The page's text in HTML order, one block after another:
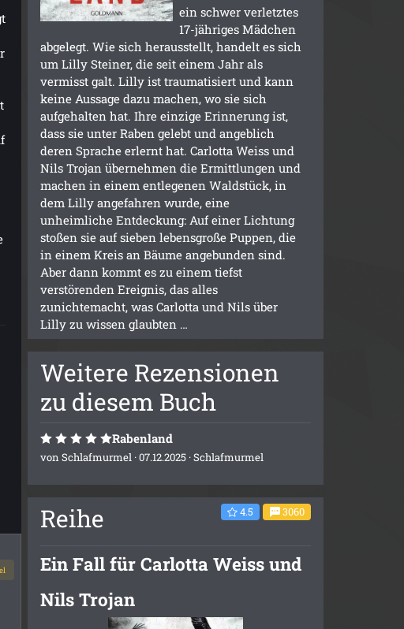
ein schwer verletztes
17-jähriges Mädchen
abgelegt. Wie sich herausstellt, handelt es sich
um Lilly Steiner, die seit einem Jahr als
vermisst galt. Lilly ist traumatisiert und kann
keine Aussage dazu machen, wo sie sich
aufgehalten hat. Ihre einzige Erinnerung ist,
dass sie unter Raben gelebt und angeblich
deren Sprache erlernt hat. Carlotta Weiss und
Nils Trojan übernehmen die Ermittlungen und
machen in einem entlegenen Waldstück, in
dem Lilly angefahren wurde, eine
unheimliche Entdeckung: Auf einer Lichtung
stoßen sie auf sieben lebensgroße Puppen, die
in einem Kreis an Bäume angebunden sind.
Aber dann kommt es zu einem tiefst
verstörenden Ereignis, das alles
zunichtemacht, was Carlotta und Nils über
Lilly zu wissen glaubten …
Weitere Rezensionen
zu diesem Buch
Rabenland
vonSchlafmurmel · 07.12.2025 ·Schlafmurmel
Reihe 4.5 3060
Ein Fall für Carlotta Weiss und
Nils Trojan